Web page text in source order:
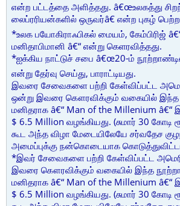
என்ற பட்டத்தை அளித்தது. â€œஉலகத்து
லைப்ரரியன்களில் ஒருவர்â€ என்ற புகழ்
*உலக பயோகிராஃபிகல் மையம், கேம்பிரிஜ்
மனிதாபிமானி â€“ என்று கெளரவித்தது.
*ஐக்கிய நாட்டுச் சபை â€œ20-ம்
என்று தேர்வு செய்து, பாராட்டியது.
இவரை சேவைகளை பற்றி கேள்விப்பட்ட
ஒன்று இவரை கௌரவிக்கும் வகையில் இந்த
மனிதராக â€“ Man of the Millenium â€“
$ 6.5 Million வழங்கியது. (சுமார் 30 கோடி
கூட அந்த விழா மேடையிலேயே சர்வதேச
அமைப்புக்கு நன்கொடையாக
*இவர் சேவைகளை பற்றி கேள்விப்பட்ட
இவரை கௌரவிக்கும் வகையில் இந்த
மனிதராக â€“ Man of the Millenium â€“
$ 6.5 Million வழங்கியது. (சுமார் 30 கோடி